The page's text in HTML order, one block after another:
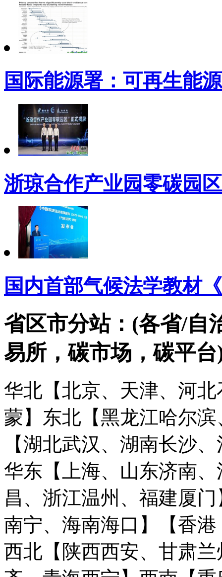
国际能源署：可再生能
浙琼合作产业园零碳园
国内首部气候法学教材
省区市分站：(各省/自
易所，碳市场，碳平台
华北【北京、天津、河
蒙】 东北【黑龙江哈尔
【湖北武汉、湖南长沙
华东【上海、山东济南
昌、浙江温州、福建厦门
南宁、海南海口】
【香
西北【陕西西安、甘肃